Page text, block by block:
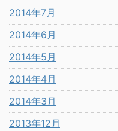
2014年7月
2014年6月
2014年5月
2014年4月
2014年3月
2013年12月